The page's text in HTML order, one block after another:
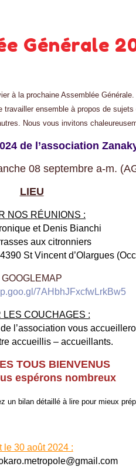
Générale
à la prochaine Assemblée
ensemble à propos de
Nous vous invitons
de l’association
08 septembre a-m.
LIEU
NOS RÉUNIONS :
et Denis Bianchi
aux citronniers
St Vincent d’Olargues
GOOGLEMAP
7AHbhJFxcfwLrkBw5
LES COUCHAGES :
l’association vous
accueillis – accueillants.
TOUS BIENVENUS
espérons nombreux
un bilan détaillé à lire pour mieux
le 30 août 2024 :